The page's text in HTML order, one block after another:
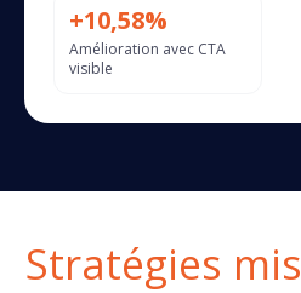
+10,58%
Amélioration avec CTA
visible
Stratégies